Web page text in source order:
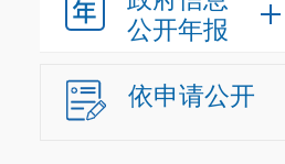
公开年报
依申请公开